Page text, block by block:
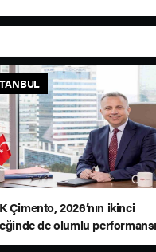
Çimento, 2026’nın ikinci
de olumlu